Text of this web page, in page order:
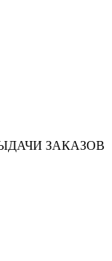
ЗАКАЗОВ